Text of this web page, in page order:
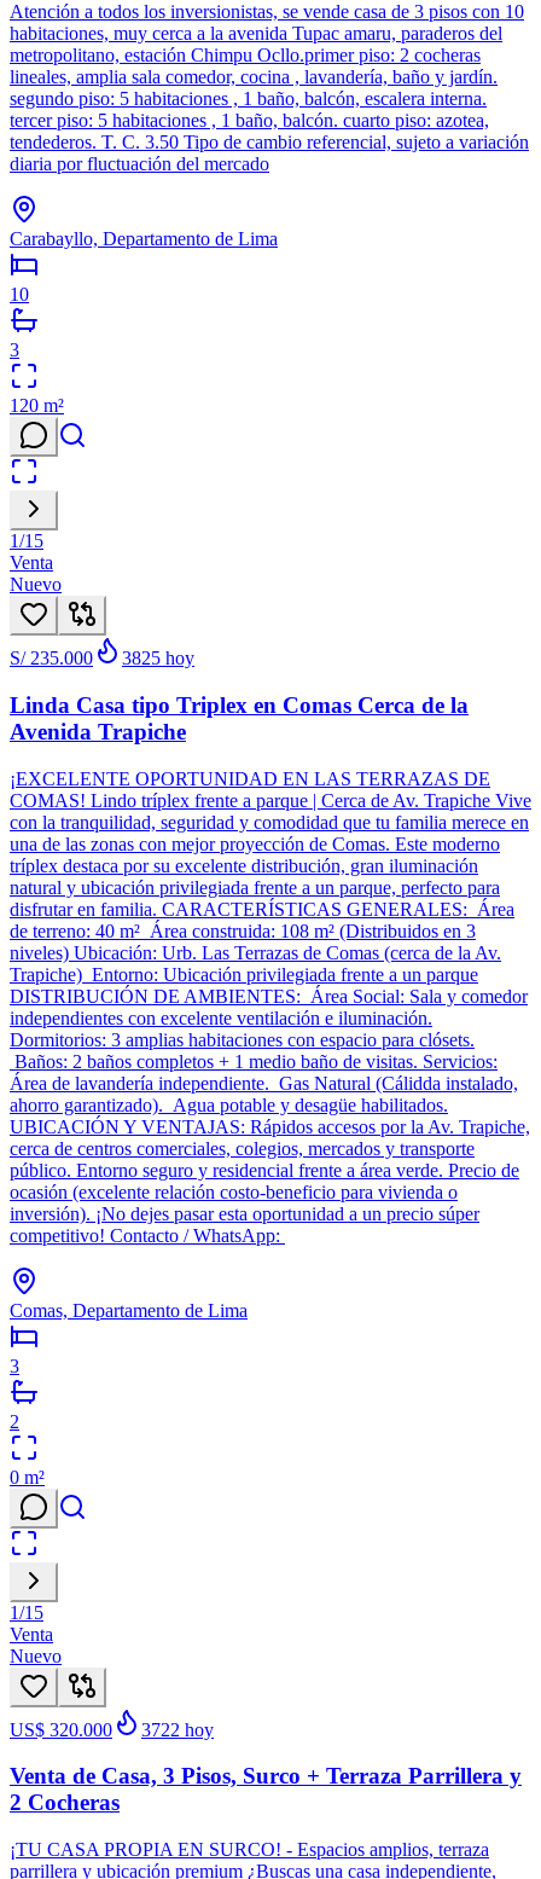
Atención a todos los inversionistas, se vende casa de 3 pisos con 10
habitaciones, muy cerca a la avenida Tupac amaru, paraderos del
metropolitano, estación Chimpu Ocllo.primer piso: 2 cocheras
lineales, amplia sala comedor, cocina , lavandería, baño y jardín.
segundo piso: 5 habitaciones , 1 baño, balcón, escalera interna.
tercer piso: 5 habitaciones , 1 baño, balcón. cuarto piso: azotea,
tendederos. T. C. 3.50 Tipo de cambio referencial, sujeto a variación
diaria por fluctuación del mercado
Carabayllo, Departamento de Lima
10
3
120 m²
1/15
Venta
Nuevo
S/ 235.000 3825 hoy
Linda Casa tipo Triplex en Comas Cerca de la
Avenida Trapiche
¡EXCELENTE OPORTUNIDAD EN LAS TERRAZAS DE
COMAS! Lindo tríplex frente a parque | Cerca de Av. Trapiche Vive
con la tranquilidad, seguridad y comodidad que tu familia merece en
una de las zonas con mejor proyección de Comas. Este moderno
tríplex destaca por su excelente distribución, gran iluminación
natural y ubicación privilegiada frente a un parque, perfecto para
disfrutar en familia. CARACTERÍSTICAS GENERALES: Área
de terreno: 40 m² Área construida: 108 m² (Distribuidos en 3
niveles) Ubicación: Urb. Las Terrazas de Comas (cerca de la Av.
Trapiche) Entorno: Ubicación privilegiada frente a un parque
DISTRIBUCIÓN DE AMBIENTES: Área Social: Sala y comedor
independientes con excelente ventilación e iluminación.
Dormitorios: 3 amplias habitaciones con espacio para clósets.
Baños: 2 baños completos + 1 medio baño de visitas. Servicios:
Área de lavandería independiente. Gas Natural (Cálidda instalado,
ahorro garantizado). Agua potable y desagüe habilitados.
UBICACIÓN Y VENTAJAS: Rápidos accesos por la Av. Trapiche,
cerca de centros comerciales, colegios, mercados y transporte
público. Entorno seguro y residencial frente a área verde. Precio de
ocasión (excelente relación costo-beneficio para vivienda o
inversión). ¡No dejes pasar esta oportunidad a un precio súper
competitivo! Contacto / WhatsApp:
Comas, Departamento de Lima
3
2
0 m²
1/15
Venta
Nuevo
US$ 320.000 3722 hoy
Venta de Casa, 3 Pisos, Surco + Terraza Parrillera y
2 Cocheras
¡TU CASA PROPIA EN SURCO! - Espacios amplios, terraza
parrillera y ubicación premium ¿Buscas una casa independiente,